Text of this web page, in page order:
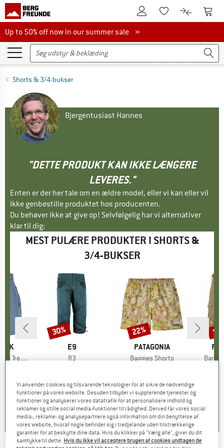
Til kundekontoenTil huskesedlen.
Til Til
Up to 50% off now in our summer sale
Up to 50% off now in our summer sale »
Shorts & 3/4-bukser
Bjergentusiast Hannes
"DETTE PRODUKT KAN IKKE LÆNGERE
LEVERES."
Enten er der her tale om en ældre model, eller vi kan eller vil
ikke genbestille produktet hos producenten.
Du behøver ikke at give op! Selvfølgelig har vi alternativer
klar til dig:
MEST PULÆRE PRODUKTER I SHORTS &
3/4-BUKSER
Shorts
)
MÆRKE
E9
Artikel
R3
5,0(5)
Rabat
30%
MÆRKE
PATAGONIA
Artikel
Baggies Shorts
+1
4,8(9)
Rabat
22%
Artikel
Vi anvender cookies og tilsvarende teknologier for at sikre de nødvendige
funktioner på vores website. Desuden tilbyder vi supplerende tjenester og
funktioner og analyserer vores datatrafik for at personalisere indhold og
reklamer og stille social media-funktioner til rådighed. Derved får vores social
media-, reklame- og analysepartnere også information om din benyttelse af
vores website, hvoraf nogle befinder sig i tredjelande uden tilstrækkelige
garantier for at beskytte dine data. Hvis du klikker på "Vælg alle", giver du dit
samtykke til dette. Hvis du ikke vil acceptere brugen af cookies undtagen de